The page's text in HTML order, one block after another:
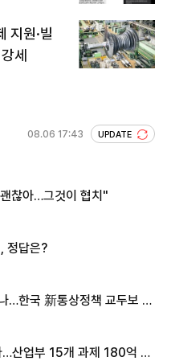
지원·빌
세
08.06 17:43 UPDATE
찮아…그것이 협치"
정답은?
…한국 新통상정책 교두보 활
…산업부 15개 과제 180억 지